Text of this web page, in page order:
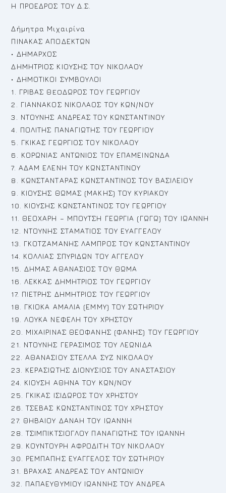
Η ΠΡΟΕΔΡΟΣ ΤΟΥ Δ.Σ.
Δήμητρα Μιχαιρίνα
ΠΙΝΑΚΑΣ ΑΠΟΔΕΚΤΩΝ
• ΔΗΜΑΡΧΟΣ
ΔΗΜΗΤΡΙΟΣ ΚΙΟΥΣΗΣ ΤΟΥ ΝΙΚΟΛΑΟΥ
• ΔΗΜΟΤΙΚΟΙ ΣΥΜΒΟΥΛΟΙ
1. ΓΡΙΒΑΣ ΘEOΔΩΡΟΣ ΤΟΥ ΓΕΩΡΓΙΟΥ
2. ΓΙΑΝΝΑΚΟΣ ΝΙΚΟΛΑΟΣ ΤΟΥ ΚΩΝ/ΝΟΥ
3. ΝΤΟΥΝΗΣ ΑΝΔΡΕΑΣ ΤΟΥ ΚΩΝΣΤΑΝΤΙΝΟΥ
4. ΠΟΛΙΤΗΣ ΠΑΝΑΓΙΩΤΗΣ ΤΟΥ ΓΕΩΡΓΙΟΥ
5. ΓΚΙΚΑΣ ΓΕΩΡΓΙΟΣ ΤΟΥ ΝΙΚΟΛΑΟΥ
6. ΚΟΡΩΝΙΑΣ ΑΝΤΩΝΙΟΣ ΤΟΥ ΕΠΑΜΕΙΝΩΝΔΑ
7. ΑΔΑΜ ΕΛΕΝΗ ΤΟΥ ΚΩΝΣΤΑΝΤΙΝΟΥ
8. ΚΩΝΣΤΑΝΤΑΡΑΣ ΚΩΝΣΤΑΝΤΙΝΟΣ ΤΟΥ ΒΑΣΙΛΕΙΟΥ
9. ΚΙΟΥΣΗΣ ΘΩΜΑΣ (ΜΑΚΗΣ) ΤΟΥ ΚΥΡΙΑΚΟΥ
10. ΚΙΟΥΣΗΣ ΚΩΝΣΤΑΝΤΙΝΟΣ ΤΟΥ ΓΕΩΡΓΙΟΥ
11. ΘΕΟΧΑΡΗ – ΜΠΟΥΤΣΗ ΓΕΩΡΓΙΑ (ΓΩΓΩ) ΤΟΥ ΙΩΑΝΝΗ
12. ΝΤΟΥΝΗΣ ΣΤΑΜΑΤΙΟΣ ΤΟΥ ΕΥΑΓΓΕΛΟΥ
13. ΓΚΟΤΖΑΜΑΝΗΣ ΛΑΜΠΡΟΣ ΤΟΥ ΚΩΝΣΤΑΝΤΙΝΟΥ
14. ΚΟΛΛΙΑΣ ΣΠΥΡΙΔΩΝ ΤΟΥ ΑΓΓΕΛΟΥ
15. ΔΗΜΑΣ ΑΘΑΝΑΣΙΟΣ ΤΟΥ ΘΩΜΑ
16. ΛΕΚΚΑΣ ΔΗΜΗΤΡΙΟΣ ΤΟΥ ΓΕΩΡΓΙΟΥ
17. ΠΙΕΤΡΗΣ ΔΗΜΗΤΡΙΟΣ ΤΟΥ ΓΕΩΡΓΙΟΥ
18. ΓΚΙΟΚΑ ΑΜΑΛΙΑ (ΕΜΜΥ) ΤΟΥ ΣΩΤΗΡΙΟΥ
19. ΛΟΥΚΑ ΝΕΦΕΛΗ ΤΟΥ ΧΡΗΣΤΟΥ
20. ΜΙΧΑΙΡΙΝΑΣ ΘΕΟΦΑΝΗΣ (ΦΑΝΗΣ) ΤΟΥ ΓΕΩΡΓΙΟΥ
21. ΝΤΟΥΝΗΣ ΓΕΡΑΣΙΜΟΣ ΤΟΥ ΛΕΩΝΙΔΑ
22. ΑΘΑΝΑΣΙΟΥ ΣΤΕΛΛΑ ΣΥΖ ΝΙΚΟΛΑΟΥ
23. ΚΕΡΑΣΙΩΤΗΣ ΔΙΟΝΥΣΙΟΣ ΤΟΥ ΑΝΑΣΤΑΣΙΟΥ
24. ΚΙΟΥΣΗ ΑΘΗΝΑ ΤΟΥ ΚΩΝ/ΝΟΥ
25. ΓΚΙΚΑΣ ΙΣΙΔΩΡΟΣ ΤΟΥ ΧΡΗΣΤΟΥ
26. ΤΣΕΒΑΣ ΚΩΝΣΤΑΝΤΙΝΟΣ ΤΟΥ ΧΡΗΣΤΟΥ
27. ΘΗΒΑΙΟΥ ΔΑΝΑΗ ΤΟΥ ΙΩΑΝΝΗ
28. ΤΣΙΜΠΙΚΤΣΙΟΓΛΟΥ ΠΑΝΑΓΙΩΤΗΣ ΤΟΥ ΙΩΑΝΝΗ
29. ΚΟΥΝΤΟΥΡΗ ΑΦΡΟΔΙΤΗ ΤΟΥ ΝΙΚΟΛΑΟΥ
30. ΡΕΜΠΑΠΗΣ ΕΥΑΓΓΕΛΟΣ ΤΟΥ ΣΩΤΗΡΙΟΥ
31. ΒΡΑΧΑΣ ΑΝΔΡΕΑΣ ΤΟΥ ΑΝΤΩΝΙΟΥ
32. ΠΑΠΑΕΥΘΥΜΙΟΥ ΙΩΑΝΝΗΣ ΤΟΥ ΑΝΔΡΕΑ